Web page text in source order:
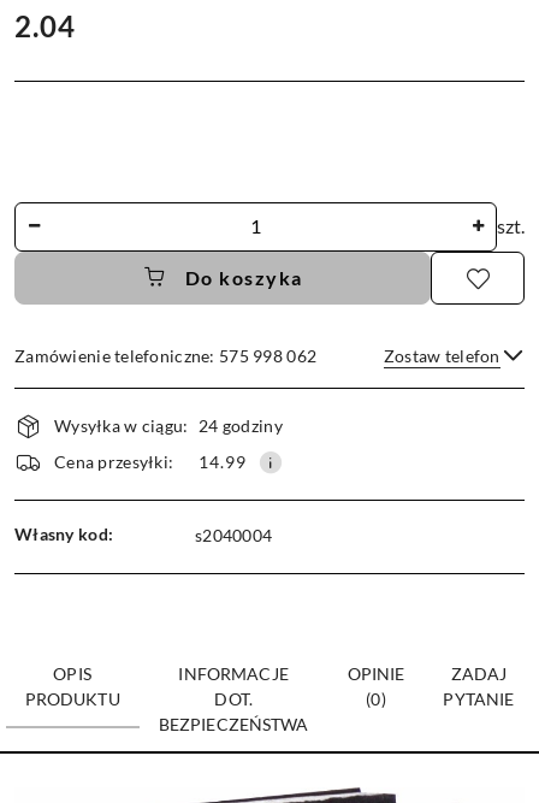
Cena:
2.04
Ilość szt.
Do koszyka
Zamówienie telefoniczne: 575 998 062 Zostaw telefon
Wyślij
Dostępność
i
dostawa
Wysyłka w ciągu:
24 godziny
Cena przesyłki:
14.99
Własny kod: s2040004
OPIS
PRODUKTU
INFORMACJE
DOT.
BEZPIECZEŃSTWA
OPINIE
(0)
ZADAJ
PYTANIE